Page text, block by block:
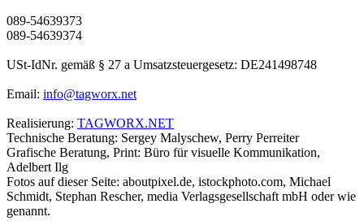
089-54639373
089-54639374
USt-IdNr. gemäß § 27 a Umsatzsteuergesetz: DE241498748
Email: info@tagworx.net
Realisierung: TAGWORX.NET
Technische Beratung: Sergey Malyschew, Perry Perreiter
Grafische Beratung, Print: Büro für visuelle Kommunikation,
Adelbert Ilg
Fotos auf dieser Seite: aboutpixel.de, istockphoto.com, Michael
Schmidt, Stephan Rescher, media Verlagsgesellschaft mbH oder wie
genannt.